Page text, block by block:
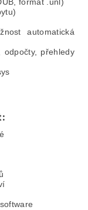
formát .unl)
automatická
přehledy